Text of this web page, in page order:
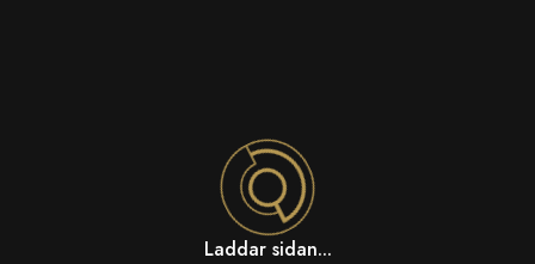
Laddar sidan...